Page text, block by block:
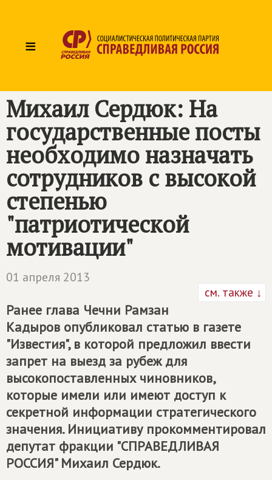
≡
Михаил Сердюк: На
государственные посты
необходимо назначать
сотрудников с высокой
степенью
"патриотической
мотивации"
01 апреля 2013
см. также ↓
Ранее глава Чечни Рамзан
Кадыров опубликовал статью в газете
"Известия", в которой предложил ввести
запрет на выезд за рубеж для
высокопоставленных чиновников,
которые имели или имеют доступ к
секретной информации стратегического
значения. Инициативу прокомментировал
депутат фракции "СПРАВЕДЛИВАЯ
РОССИЯ" Михаил Сердюк.